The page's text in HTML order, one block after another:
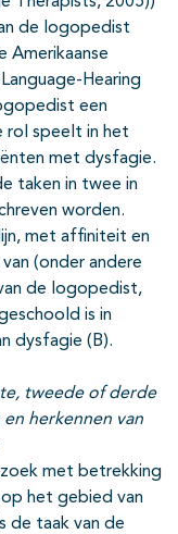
de logopedist
Amerikaanse
Hearing
een
rol speelt in het
met dysfagie.
taken in twee in
worden.
met affiniteit en
(onder andere
de logopedist,
is in
dysfagie (B).
tweede of derde
herkennen van
met betrekking
het gebied van
de taak van de